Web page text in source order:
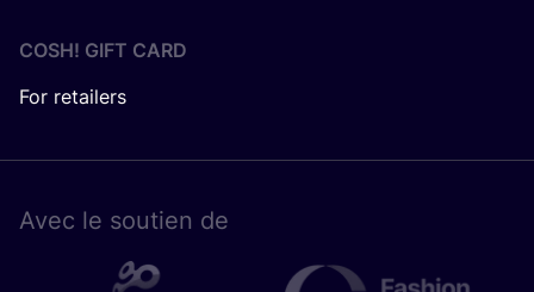
COSH! GIFT CARD
For retailers
Avec le sou­tien de